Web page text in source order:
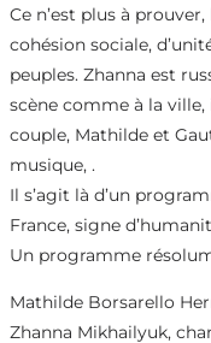
Ce n’est plus à
cohésion sociale,
peuples. Zhanna est
scène comme à la
couple, Mathilde et
musique, .
Il s’agit là d’un
France, signe
Un programme
Mathilde Borsarello
Zhanna Mikhailyuk,